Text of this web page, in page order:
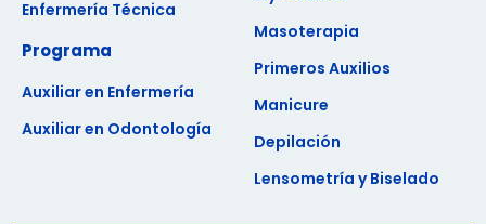
Enfermería Técnica
Programa
Auxiliar en Enfermería
Auxiliar en Odontología
Masoterapia
Primeros Auxilios
Manicure
Depilación
Lensometría y Biselado